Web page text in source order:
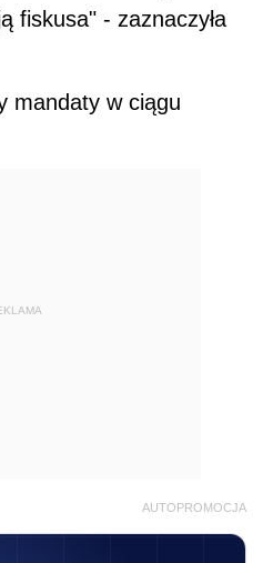
fiskusa" - zaznaczyła
mandaty w ciągu
AUTOPROMOCJA